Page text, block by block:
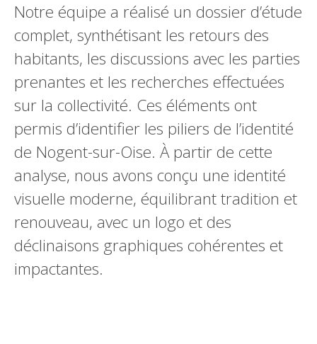
Notre équipe a réalisé un dossier d’étude
complet, synthétisant les retours des
habitants, les discussions avec les parties
prenantes et les recherches effectuées
sur la collectivité. Ces éléments ont
permis d’identifier les piliers de l’identité
de Nogent-sur-Oise. À partir de cette
analyse, nous avons conçu une identité
visuelle moderne, équilibrant tradition et
renouveau, avec un logo et des
déclinaisons graphiques cohérentes et
impactantes.